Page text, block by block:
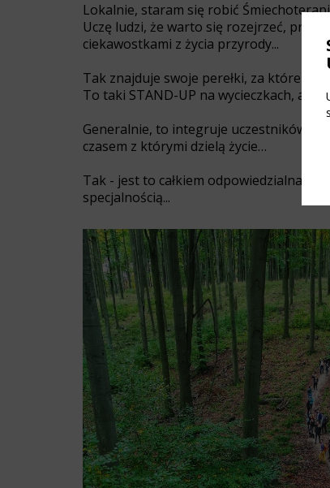
Lokalnie, staram się robić
Uczę ludzi, że warto się rozejrzeć,
ciekawostkami z życia przyrody...
Tak znajduje swoje perełki, za które
To taki STAND-UP na wycieczkach, ale
Generalnie, to integruje uczestników
czasem z którymi dzielą życie…
Tak - jest to całkiem odpowiedzialna
specjalnością...